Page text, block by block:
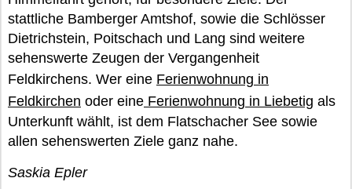
stattliche Bamberger Amtshof, sowie die Schlösser
Dietrichstein, Poitschach und Lang sind weitere
sehenswerte Zeugen der Vergangenheit
Feldkirchens. Wer eine Ferienwohnung in
Feldkirchen oder eine Ferienwohnung in Liebetig als
Unterkunft wählt, ist dem Flatschacher See sowie
allen sehenswerten Ziele ganz nahe.
Saskia Epler